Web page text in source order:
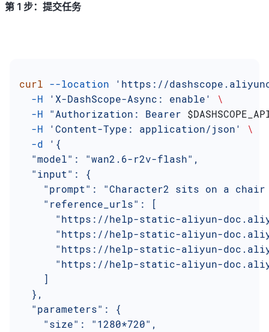
第 1 步：提交任务
curl --location 'https://
  -H
'X-DashScope-Async: enable'
\
  -H
"Authorization: Bearer
  -H
'Content-Type: application/json'
\
  -d
'{
  "model": "wan2.6-r2v-flash",
  "input": {
"prompt": "Character2 sits on a
    "reference_urls": [
"https://help-static-aliyun-
"https://help-static-aliyun-
"https://help-static-aliyun-
"https://help-static-aliyun-
    ]
  },
  "parameters": {
    "size": "1280*720",